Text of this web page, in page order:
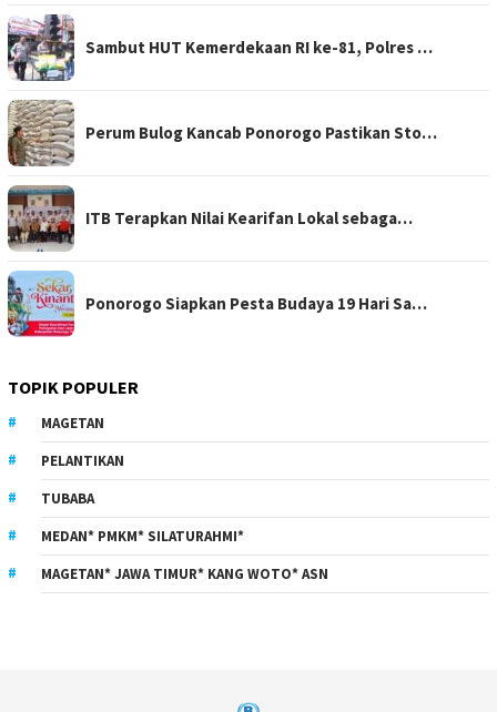
Sambut HUT Kemerdekaan RI ke-81, Polres …
Perum Bulog Kancab Ponorogo Pastikan Sto…
ITB Terapkan Nilai Kearifan Lokal sebaga…
Ponorogo Siapkan Pesta Budaya 19 Hari Sa…
TOPIK POPULER
MAGETAN
PELANTIKAN
TUBABA
MEDAN* PMKM* SILATURAHMI*
MAGETAN* JAWA TIMUR* KANG WOTO* ASN